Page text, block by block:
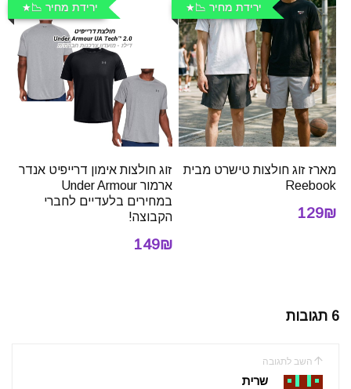
ירידת מחיר 📉
מארז זוג חולצות טישרט מבית
Reebook
129₪
ירידת מחיר 📉
זוג חולצות אימון דרייפיט אנדר
ארמור Under Armour
במחירים בלעדיים לחברי
הקבוצה!
149₪
6 תגובות
השב לתגובה
שרית